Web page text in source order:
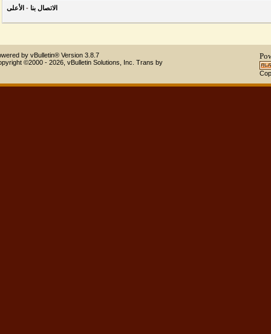
الاتصال بنا- الأعلى
Powered by vBulletin® Version 3.8.7
Copyright ©2000 - 2026, vBulletin Solutions, Inc.Trans by